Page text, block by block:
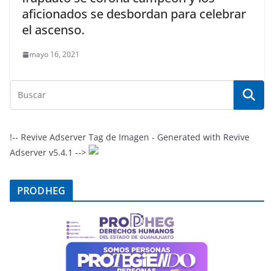
aficionados se desbordan para celebrar
el ascenso.
mayo 16, 2021
!-- Revive Adserver Tag de Imagen - Generated with Revive
Adserver v5.4.1 -->
PRODHEG